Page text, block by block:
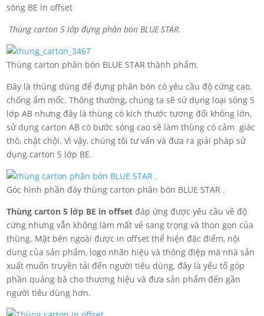
sóng BE in offset
Thùng carton 5 lớp đựng phân bón BLUE STAR.
Thùng carton phân bón BLUE STAR thành phẩm.
Đây là thùng dùng để đựng phân bón có yêu cầu độ cứng cao,
chống ẩm mốc. Thông thường, chúng ta sẽ sử dụng loại sóng 5
lớp AB nhưng đây là thùng có kích thước tương đối không lớn,
sử dụng carton AB có bước sóng cao sẽ làm thùng có cảm giác
thô, chật chội. Vì vậy, chúng tôi tư vấn và đưa ra giải pháp sử
dụng carton 5 lớp BE.
Góc hình phần đáy thùng carton phân bón BLUE STAR .
Thùng carton 5 lớp BE in offset đáp ứng được yêu cầu về độ
cứng nhưng vẫn không làm mất vẻ sang trọng và thon gọn của
thùng. Mặt bên ngoài được in offset thể hiện đặc điểm, nội
dung của sản phẩm, logo nhãn hiệu và thông điệp mà nhà sản
xuất muốn truyền tải đến người tiêu dùng, đây là yếu tố góp
phần quảng bá cho thương hiệu và đưa sản phẩm đến gần
người tiêu dùng hơn.